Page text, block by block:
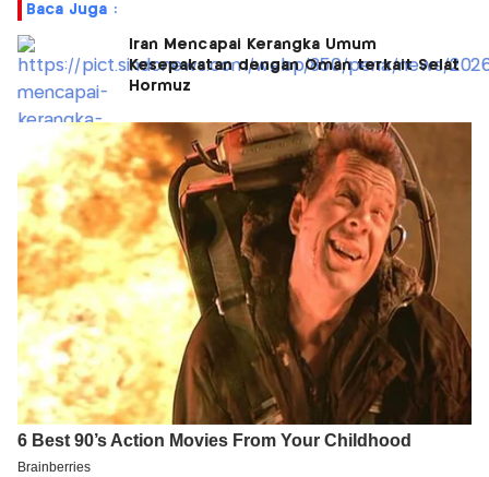
Baca Juga :
Iran Mencapai Kerangka Umum
Kesepakatan dengan Oman terkait Selat
Hormuz